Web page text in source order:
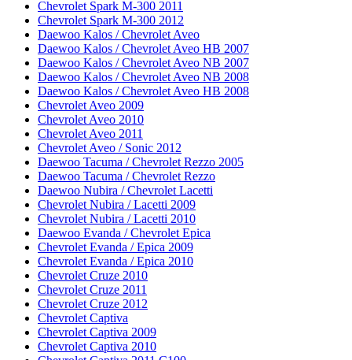
Chevrolet Spark M-300 2011
Chevrolet Spark M-300 2012
Daewoo Kalos / Chevrolet Aveo
Daewoo Kalos / Chevrolet Aveo HB 2007
Daewoo Kalos / Chevrolet Aveo NB 2007
Daewoo Kalos / Chevrolet Aveo NB 2008
Daewoo Kalos / Chevrolet Aveo HB 2008
Chevrolet Aveo 2009
Chevrolet Aveo 2010
Chevrolet Aveo 2011
Chevrolet Aveo / Sonic 2012
Daewoo Tacuma / Chevrolet Rezzo 2005
Daewoo Tacuma / Chevrolet Rezzo
Daewoo Nubira / Chevrolet Lacetti
Chevrolet Nubira / Lacetti 2009
Chevrolet Nubira / Lacetti 2010
Daewoo Evanda / Chevrolet Epica
Chevrolet Evanda / Epica 2009
Chevrolet Evanda / Epica 2010
Chevrolet Cruze 2010
Chevrolet Cruze 2011
Chevrolet Cruze 2012
Chevrolet Captiva
Chevrolet Captiva 2009
Chevrolet Captiva 2010